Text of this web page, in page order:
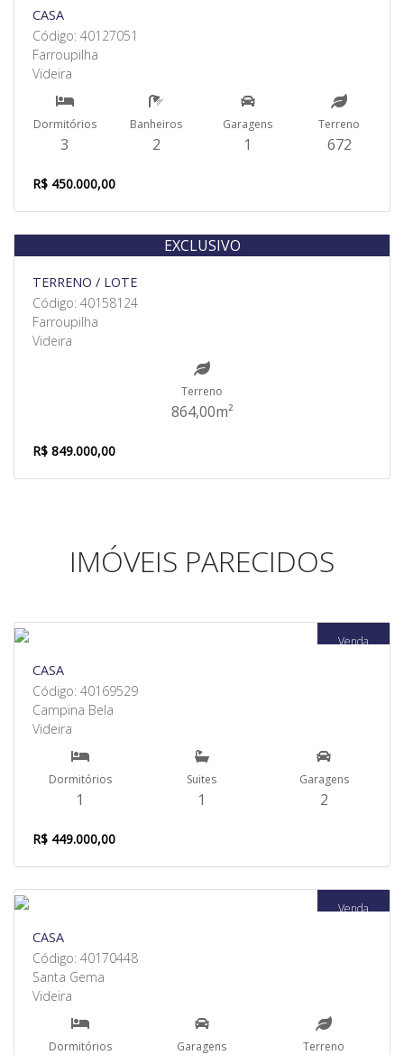
CASA
Código: 40127051
Farroupilha
Videira
Dormitórios
3
Banheiros
2
Garagens
1
Terreno
672
R$ 450.000,00
Venda
EXCLUSIVO
TERRENO / LOTE
Código: 40158124
Farroupilha
Videira
Terreno
864,00m²
R$ 849.000,00
IMÓVEIS PARECIDOS
Venda
CASA
Código: 40169529
Campina Bela
Videira
Dormitórios
1
Suites
1
Garagens
2
R$ 449.000,00
Venda
CASA
Código: 40170448
Santa Gema
Videira
Dormitórios Garagens Terreno